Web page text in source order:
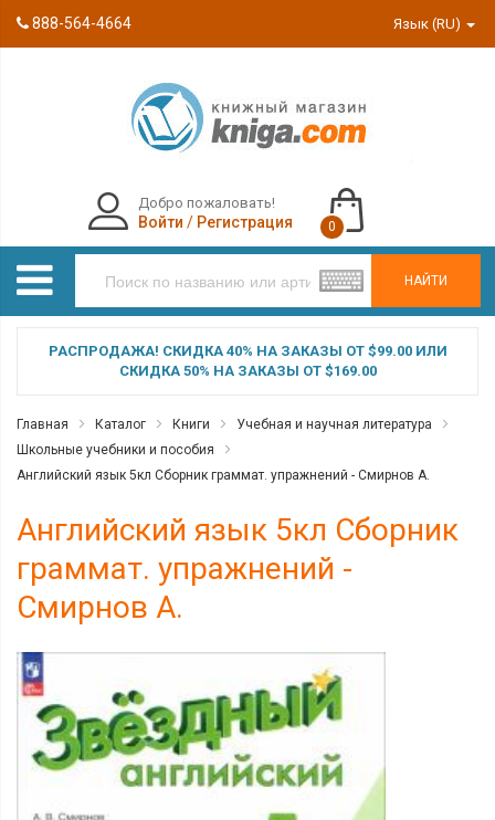
888-564-4664 Язык (RU)
НАЙТИ
Добро пожаловать!
Войти / Регистрация 0
РАСПРОДАЖА! СКИДКА 40% НА ЗАКАЗЫ ОТ $99.00 ИЛИ
СКИДКА 50% НА ЗАКАЗЫ ОТ $169.00
Главная Каталог Книги
Учебная и научная литература
Школьные учебники и пособия
Английский язык 5кл Сборник граммат. упражнений - Смирнов А.
Английский язык 5кл Сборник
граммат. упражнений -
Смирнов А.